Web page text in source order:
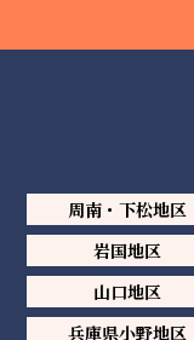
周南・下松地区
岩国地区
山口地区
兵庫県小野地区